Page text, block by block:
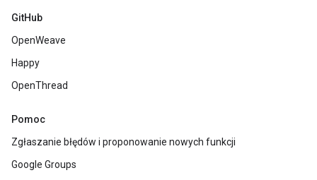
GitHub
OpenWeave
Happy
OpenThread
Pomoc
Zgłaszanie błędów i proponowanie nowych funkcji
Google Groups